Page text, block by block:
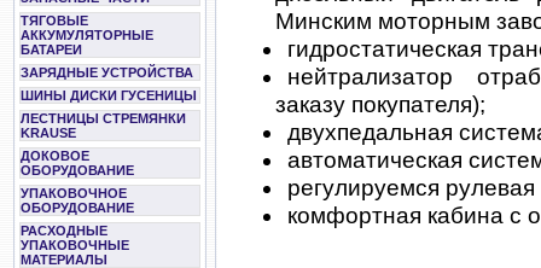
ТЯГОВЫЕ
АККУМУЛЯТОРНЫЕ
БАТАРЕИ
ЗАРЯДНЫЕ УСТРОЙСТВА
ШИНЫ ДИСКИ ГУСЕНИЦЫ
ЛЕСТНИЦЫ СТРЕМЯНКИ
KRAUSE
ДОКОВОЕ
ОБОРУДОВАНИЕ
УПАКОВОЧНОЕ
ОБОРУДОВАНИЕ
РАСХОДНЫЕ
УПАКОВОЧНЫЕ
МАТЕРИАЛЫ
Минским моторным
гидростатическая
нейтрализатор
заказу покупателя);
двухпедальная
автоматическая
регулируемся рулевая
комфортная кабина с